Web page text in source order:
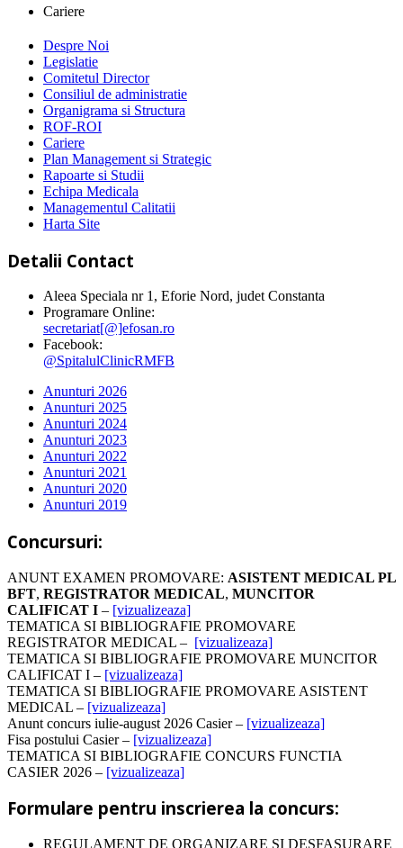
Cariere
Despre Noi
Legislatie
Comitetul Director
Consiliul de administratie
Organigrama si Structura
ROF-ROI
Cariere
Plan Management si Strategic
Rapoarte si Studii
Echipa Medicala
Managementul Calitatii
Harta Site
Detalii Contact
Aleea Speciala nr 1, Eforie Nord, judet Constanta
Programare Online:
secretariat[@]efosan.ro
Facebook:
@SpitalulClinicRMFB
Anunturi 2026
Anunturi 2025
Anunturi 2024
Anunturi 2023
Anunturi 2022
Anunturi 2021
Anunturi 2020
Anunturi 2019
Concursuri:
ANUNT EXAMEN PROMOVARE: ASISTENT MEDICAL PL
BFT, REGISTRATOR MEDICAL, MUNCITOR
CALIFICAT I – [vizualizeaza]
TEMATICA SI BIBLIOGRAFIE PROMOVARE
REGISTRATOR MEDICAL – [vizualizeaza]
TEMATICA SI BIBLIOGRAFIE PROMOVARE MUNCITOR
CALIFICAT I – [vizualizeaza]
TEMATICA SI BIBLIOGRAFIE PROMOVARE ASISTENT
MEDICAL – [vizualizeaza]
Anunt concurs iulie-august 2026 Casier – [vizualizeaza]
Fisa postului Casier – [vizualizeaza]
TEMATICA SI BIBLIOGRAFIE CONCURS FUNCTIA
CASIER 2026 – [vizualizeaza]
Formulare pentru inscrierea la concurs:
REGULAMENT DE ORGANIZARE SI DESFASURARE